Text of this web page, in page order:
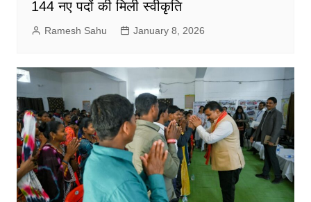
144 नए पदों की मिली स्वीकृति
Ramesh Sahu January 8, 2026